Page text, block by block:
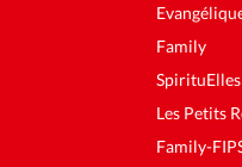
Family
SpirituElles
Les Petits
Family-